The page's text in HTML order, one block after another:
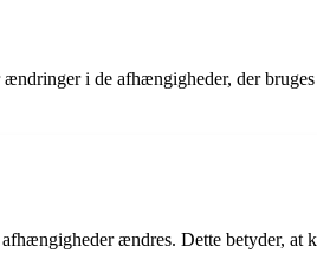
i de afhængigheder, der
ændres. Dette betyder,